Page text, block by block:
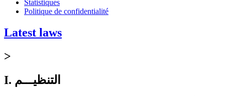
Statistiques
Politique de confidentialité
Latest laws
>
I. التنظيـــم